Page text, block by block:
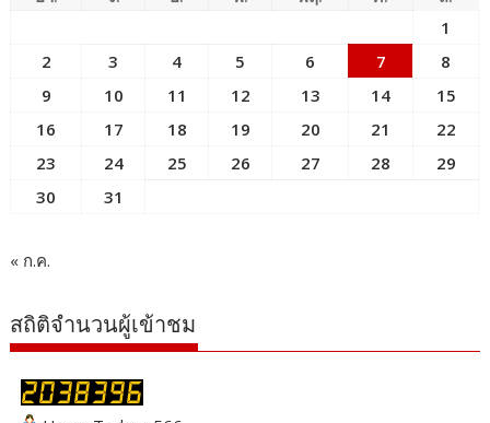
1
2
3 4 5 6 7
8
9
10 11 12 13 14
15
16
17 18 19 20 21
22
23
24 25 26 27 28
29
30
31
« ก.ค.
สถิติจำนวนผู้เข้าชม